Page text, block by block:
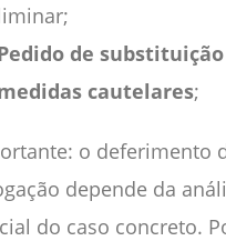
de
cautelares;
o deferimento
depende da
do caso concreto.